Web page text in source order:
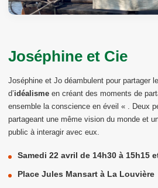
Joséphine et Cie
Joséphine et Jo déambulent pour partager
d’idéalisme en créant des moments de
ensemble la conscience en éveil « . Deux
partageant une même vision du monde et
public à interagir avec eux.
Samedi 22 avril de 14h30 à 15h15
Place Jules Mansart à La Louvière